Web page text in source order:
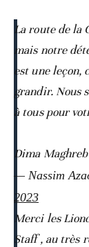
La route de la
mais notre
est une leçon,
grandir. Nous
à tous pour
Dima
— Nassim
2023
Merci les
Staff , au très